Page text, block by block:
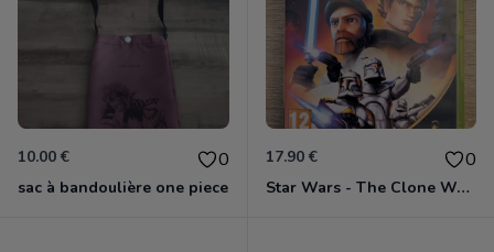
10.00 € 0
sac à bandoulière one piece
17.90 € 0
Star Wars - The Clone Wars - Les Héros De La République Xbox 360